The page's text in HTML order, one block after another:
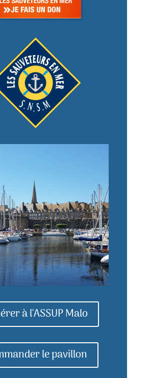
à l'ASSUP Malo
le pavillon